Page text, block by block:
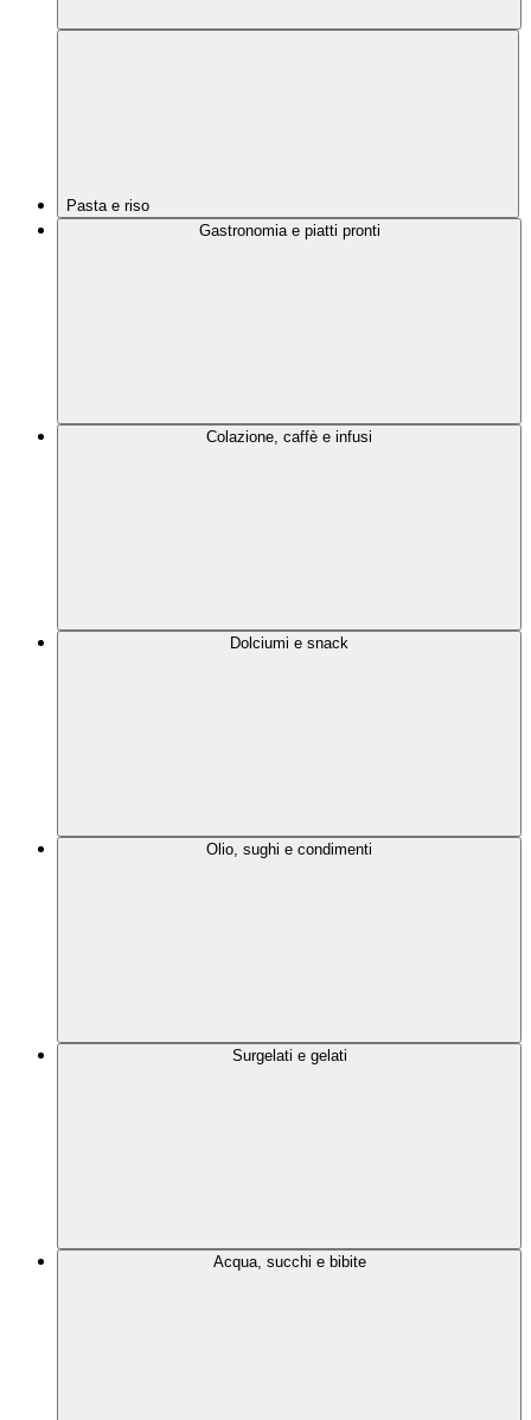
Pasta e riso
Gastronomia e piatti pronti
Colazione, caffè e infusi
Dolciumi e snack
Olio, sughi e condimenti
Surgelati e gelati
Acqua, succhi e bibite